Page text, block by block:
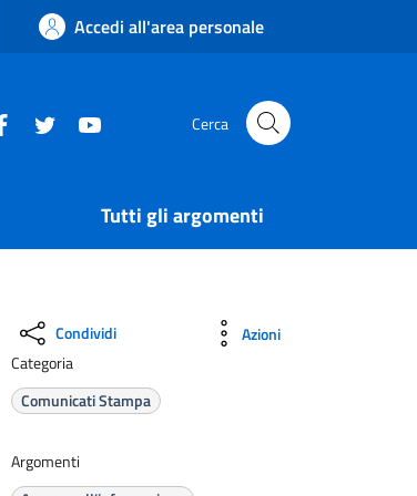
Accedi all'area personale
Cerca
Tutti gli argomenti
Argomenti
Categoria
Comunicati Stampa
Condividi Azioni